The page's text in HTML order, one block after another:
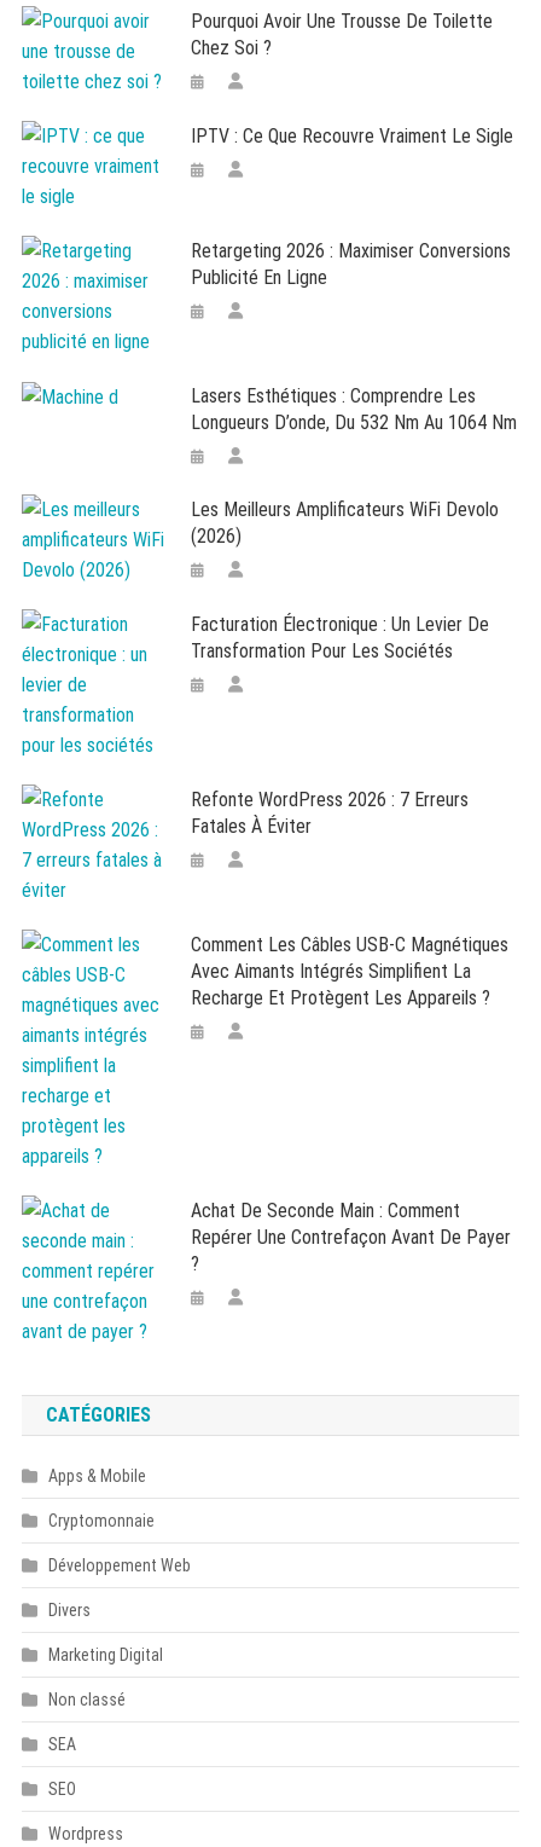
Pourquoi Avoir Une Trousse De Toilette
Chez Soi ?
IPTV : Ce Que Recouvre Vraiment Le Sigle
Retargeting 2026 : Maximiser Conversions
Publicité En Ligne
Lasers Esthétiques : Comprendre Les
Longueurs D’onde, Du 532 Nm Au 1064 Nm
Les Meilleurs Amplificateurs WiFi Devolo
(2026)
Facturation Électronique : Un Levier De
Transformation Pour Les Sociétés
Refonte WordPress 2026 : 7 Erreurs
Fatales À Éviter
Comment Les Câbles USB-C Magnétiques
Avec Aimants Intégrés Simplifient La
Recharge Et Protègent Les Appareils ?
Achat De Seconde Main : Comment
Repérer Une Contrefaçon Avant De Payer
?
CATÉGORIES
Apps & Mobile
Cryptomonnaie
Développement Web
Divers
Marketing Digital
Non classé
SEA
SEO
Wordpress